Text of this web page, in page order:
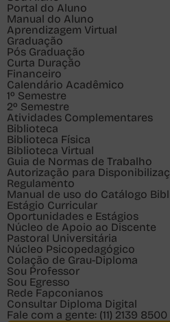
Portal do Aluno
Manual do Aluno
Aprendizagem Virtual
Graduação
Pós Graduação
Curta Duração
Financeiro
Calendário Acadêmico
1º Semestre
2º Semestre
Atividades Complementares
Biblioteca
Biblioteca Física
Biblioteca Virtual
Guia de Normas de Trabalho
Autorização para
Regulamento
Manual de uso do Catálogo
Estágio Curricular
Oportunidades e Estágios
Núcleo de Apoio ao Discente
Pastoral Universitária
Núcleo Psicopedagógico
Colação de Grau-Diploma
Sou Professor
Sou Egresso
Rede Fapconianos
Consultar Diploma Digital
Fale com a gente: (11) 2139 8500